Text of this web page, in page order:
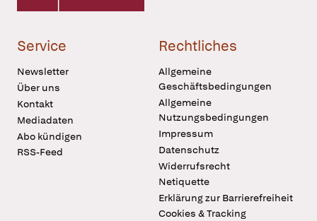
Service
Newsletter
Über uns
Kontakt
Mediadaten
Abo kündigen
RSS-Feed
Rechtliches
Allgemeine
Geschäftsbedingungen
Allgemeine
Nutzungsbedingungen
Impressum
Datenschutz
Widerrufsrecht
Netiquette
Erklärung zur Barrierefreiheit
Cookies & Tracking